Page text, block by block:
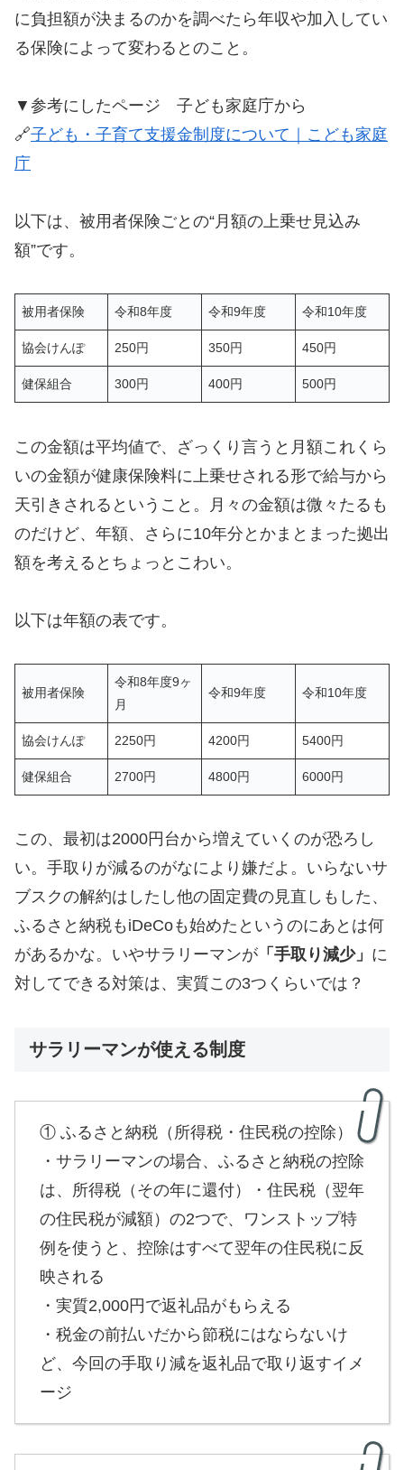
に負担額が決まるのかを調べたら年収や加入してい
る保険によって変わるとのこと。
▼参考にしたページ 子ども家庭庁から
🔗子ども・子育て支援金制度について｜こども家庭
庁
以下は、被用者保険ごとの“月額の上乗せ見込み
額”です。
被用者保険 令和8年度 令和9年度 令和10年度
協会けんぽ 250円 350円 450円
健保組合 300円 400円 500円
この金額は平均値で、ざっくり言うと月額これくら
いの金額が健康保険料に上乗せされる形で給与から
天引きされるということ。月々の金額は微々たるも
のだけど、年額、さらに10年分とかまとまった拠出
額を考えるとちょっとこわい。
以下は年額の表です。
被用者保険
令和8年度9ヶ
月
令和9年度 令和10年度
協会けんぽ 2250円 4200円 5400円
健保組合 2700円 4800円 6000円
この、最初は2000円台から増えていくのが恐ろし
い。手取りが減るのがなにより嫌だよ。いらないサ
ブスクの解約はしたし他の固定費の見直しもした、
ふるさと納税もiDeCoも始めたというのにあとは何
があるかな。いやサラリーマンが 「手取り減少」 に
対してできる対策は、実質この3つくらいでは？
サラリーマンが使える制度
① ふるさと納税（所得税・住民税の控除）
・サラリーマンの場合、ふるさと納税の控除
は、所得税（その年に還付）・住民税（翌年
の住民税が減額）の2つで、ワンストップ特
例を使うと、控除はすべて翌年の住民税に反
映される
・実質2,000円で返礼品がもらえる
・税金の前払いだから節税にはならないけ
ど、今回の手取り減を返礼品で取り返すイメ
ージ